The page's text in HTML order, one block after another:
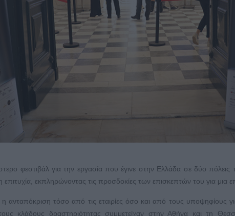
φεστιβάλ για την εργασία που έγινε στην Ελλάδα σε δύο πόλεις
επιτυχία, εκπληρώνοντας τις προσδοκίες των επισκεπτών του για μια
ανταπόκριση τόσο από τις εταιρίες όσο και από τους υποψηφίους
κλάδους δραστηριότητας συμμετείχαν στην Αθήνα και τη